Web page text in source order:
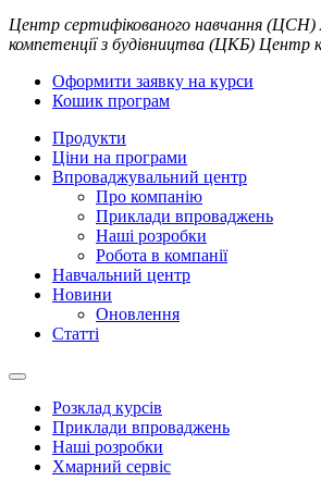
Центр сертифікованого навчання (ЦСН)
компетенції з будівництва (ЦКБ) Центр
Оформити заявку на курси
Кошик програм
Продукти
Ціни на програми
Впроваджувальний центр
Про компанію
Приклади впроваджень
Наші розробки
Робота в компанії
Навчальний центр
Новини
Оновлення
Статті
Розклад курсів
Приклади впроваджень
Наші розробки
Хмарний сервіс